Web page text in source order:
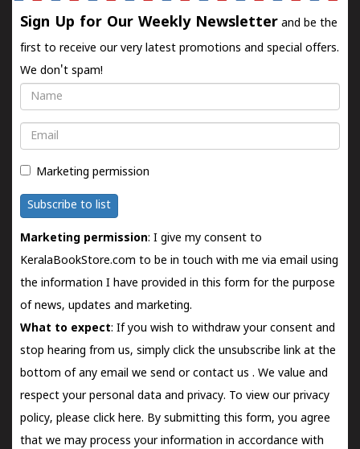
Sign Up for Our Weekly Newsletter and be the
first to receive our very latest promotions and special offers.
We don't spam!
Name
Email
Marketing permission
Subscribe to list
Marketing permission: I give my consent to
KeralaBookStore.com to be in touch with me via email using
the information I have provided in this form for the purpose
of news, updates and marketing.
What to expect: If you wish to withdraw your consent and
stop hearing from us, simply click the unsubscribe link at the
bottom of any email we send orcontact us . We value and
respect your personal data and privacy. To view our privacy
policy, please click here. By submitting this form, you agree
that we may process your information in accordance with